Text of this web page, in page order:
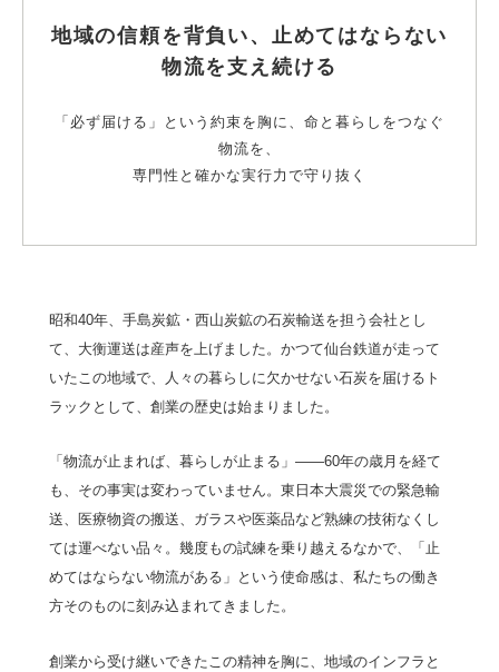
地域の信頼を背負い、止めてはならない
物流を支え続ける
「必ず届ける」という約束を胸に、命と暮らしをつなぐ
物流を、
専門性と確かな実行力で守り抜く
昭和40年、手島炭鉱・西山炭鉱の石炭輸送を担う会社とし
て、大衡運送は産声を上げました。かつて仙台鉄道が走って
いたこの地域で、人々の暮らしに欠かせない石炭を届けるト
ラックとして、創業の歴史は始まりました。
「物流が止まれば、暮らしが止まる」——60年の歳月を経て
も、その事実は変わっていません。東日本大震災での緊急輸
送、医療物資の搬送、ガラスや医薬品など熟練の技術なくし
ては運べない品々。幾度もの試練を乗り越えるなかで、「止
めてはならない物流がある」という使命感は、私たちの働き
方そのものに刻み込まれてきました。
創業から受け継いできたこの精神を胸に、地域のインフラと